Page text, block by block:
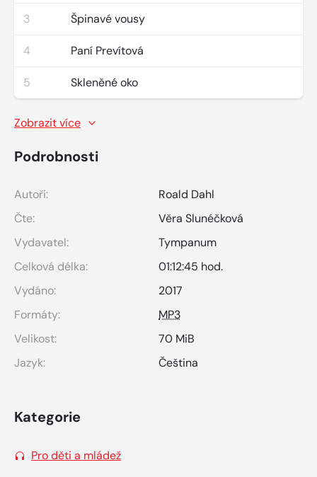
3 Špinavé vousy
4 Paní Prevítová
5 Skleněné oko
Zobrazit více
Podrobnosti
Autoři:
Roald Dahl
Čte:
Věra Slunéčková
Vydavatel:
Tympanum
Celková délka:
01:12:45 hod.
Vydáno:
2017
Formáty:
MP3
Velikost:
70 MiB
Jazyk:
Čeština
Kategorie
Pro děti a mládež